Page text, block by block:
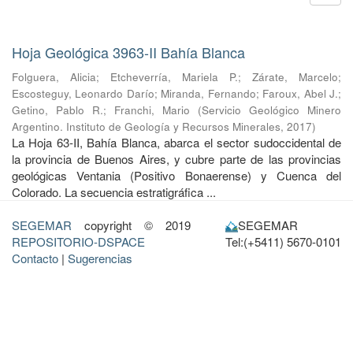
Hoja Geológica 3963-II Bahía Blanca
Folguera, Alicia; Etcheverría, Mariela P.; Zárate, Marcelo;
Escosteguy, Leonardo Darío; Miranda, Fernando; Faroux, Abel J.;
Getino, Pablo R.; Franchi, Mario (Servicio Geológico Minero
Argentino. Instituto de Geología y Recursos Minerales, 2017)
La Hoja 63-II, Bahía Blanca, abarca el sector sudoccidental de
la provincia de Buenos Aires, y cubre parte de las provincias
geológicas Ventania (Positivo Bonaerense) y Cuenca del
Colorado. La secuencia estratigráfica ...
SEGEMAR copyright © 2019
REPOSITORIO-DSPACE
Contacto | Sugerencias
SEGEMAR
Tel:(+5411) 5670-0101